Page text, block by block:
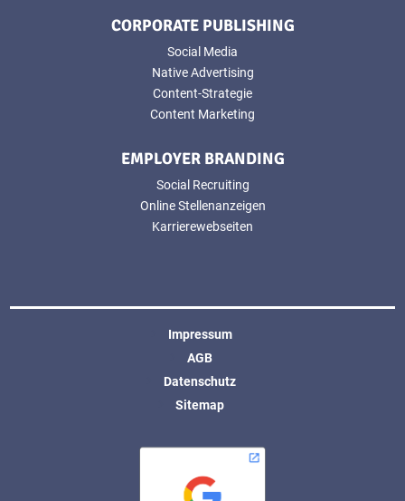
CORPORATE PUBLISHING
Social Media
Native Advertising
Content-Strategie
Content Marketing
EMPLOYER BRANDING
Social Recruiting
Online Stellenanzeigen
Karrierewebseiten
Impressum
AGB
Datenschutz
Sitemap